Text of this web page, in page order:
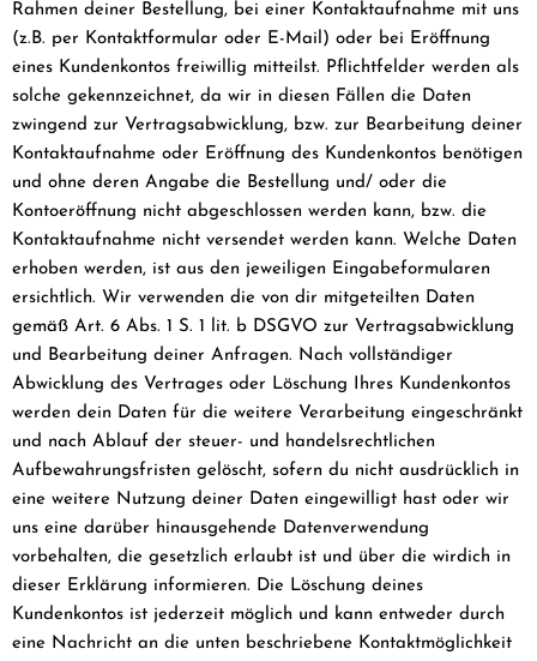
Rahmen deiner Bestellung, bei einer Kontaktaufnahme mit uns
(z.B. per Kontaktformular oder E-Mail) oder bei Eröffnung
eines Kundenkontos freiwillig mitteilst. Pflichtfelder werden als
solche gekennzeichnet, da wir in diesen Fällen die Daten
zwingend zur Vertragsabwicklung, bzw. zur Bearbeitung deiner
Kontaktaufnahme oder Eröffnung des Kundenkontos benötigen
und ohne deren Angabe die Bestellung und/ oder die
Kontoeröffnung nicht abgeschlossen werden kann, bzw. die
Kontaktaufnahme nicht versendet werden kann. Welche Daten
erhoben werden, ist aus den jeweiligen Eingabeformularen
ersichtlich. Wir verwenden die von dir mitgeteilten Daten
gemäß Art. 6 Abs. 1 S. 1 lit. b DSGVO zur Vertragsabwicklung
und Bearbeitung deiner Anfragen. Nach vollständiger
Abwicklung des Vertrages oder Löschung Ihres Kundenkontos
werden dein Daten für die weitere Verarbeitung eingeschränkt
und nach Ablauf der steuer- und handelsrechtlichen
Aufbewahrungsfristen gelöscht, sofern du nicht ausdrücklich in
eine weitere Nutzung deiner Daten eingewilligt hast oder wir
uns eine darüber hinausgehende Datenverwendung
vorbehalten, die gesetzlich erlaubt ist und über die wirdich in
dieser Erklärung informieren. Die Löschung deines
Kundenkontos ist jederzeit möglich und kann entweder durch
eine Nachricht an die unten beschriebene Kontaktmöglichkeit